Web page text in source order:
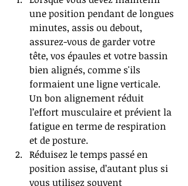
une position pendant de longues
minutes, assis ou debout,
assurez-vous de garder votre
tête, vos épaules et votre bassin
bien alignés, comme s'ils
formaient une ligne verticale.
Un bon alignement réduit
l’effort musculaire et prévient la
fatigue en terme de respiration
et de posture.
Réduisez le temps passé en
position assise, d’autant plus si
vous utilisez souvent